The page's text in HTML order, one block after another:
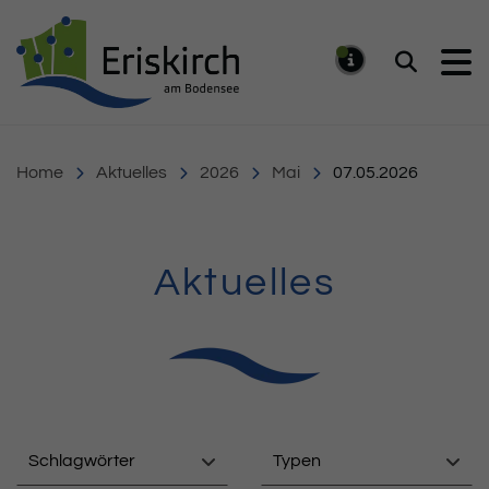
Suchen
Home Aktuelles 2026 Mai 07.05.2026
Aktuelles
Schlagwörter Typen